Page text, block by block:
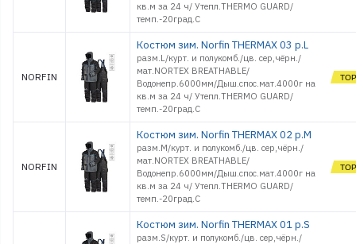
кв.м за 24 ч/ Утепл.THERMO GUARD/
темп.-20град.С
NORFIN
Костюм зим. Norfin THERMAX 03 р.L
разм.L/курт. и полукомб./цв. сер,чёрн./
мат.NORTEX BREATHABLE/
Водонепр.6000мм/Дыш.спос.мат.4000г на
кв.м за 24 ч/ Утепл.THERMO GUARD/
темп.-20град.С
NORFIN
Костюм зим. Norfin THERMAX 02 р.M
разм.M/курт. и полукомб./цв. сер,чёрн./
мат.NORTEX BREATHABLE/
Водонепр.6000мм/Дыш.спос.мат.4000г на
кв.м за 24 ч/ Утепл.THERMO GUARD/
темп.-20град.С
Костюм зим. Norfin THERMAX 01 р.S
разм.S/курт. и полукомб./цв. сер,чёрн./